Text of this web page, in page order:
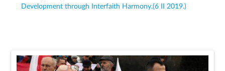
Development through Interfaith Harmony.(6 II 2019.)